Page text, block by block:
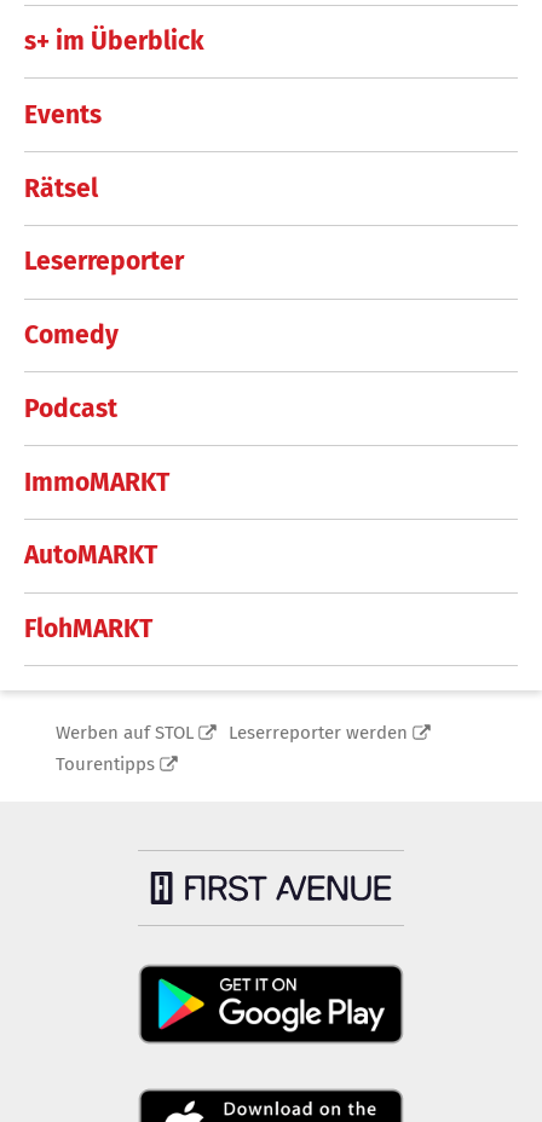
s+ im Überblick
Events
Rätsel
Leserreporter
Comedy
Podcast
ImmoMARKT
AutoMARKT
FlohMARKT
Werben auf STOL
Leserreporter werden
Tourentipps